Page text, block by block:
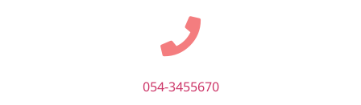
054-3455670